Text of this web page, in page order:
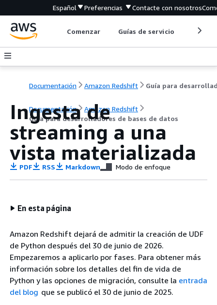
Español Preferencias Contacte con nosotros
Comenzar Guías de servicio
Documentación Amazon Redshift
Documentación
Amazon Redshift
Guía para desarrolladores de bases de datos
Ingesta de
streaming a una
vista materializada
PDF RSS Markdown Modo de enfoque
En esta página
Amazon Redshift dejará de admitir la creación de UDF
de Python después del 30 de junio de 2026.
Empezaremos a aplicarlo por fases. Para obtener más
información sobre los detalles del fin de vida de
Python y las opciones de migración, consulte la entrada
del blog que se publicó el 30 de junio de 2025.